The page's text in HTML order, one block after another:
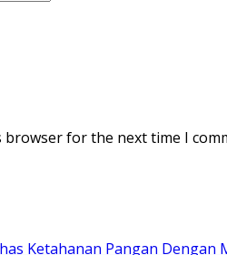
browser for the next time I